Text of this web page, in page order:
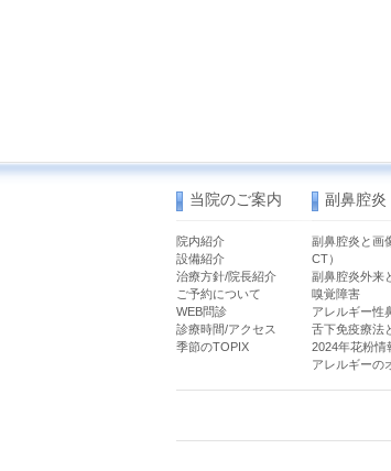
当院のご案内
院内紹介
設備紹介
治療方針/院長紹介
ご予約について
WEB問診
診療時間/アクセス
季節のTOPIX
副鼻腔炎
副鼻腔炎と画
CT）
副鼻腔炎外来
嗅覚障害
アレルギー性
舌下免疫療法
2024年花粉情
アレルギーの